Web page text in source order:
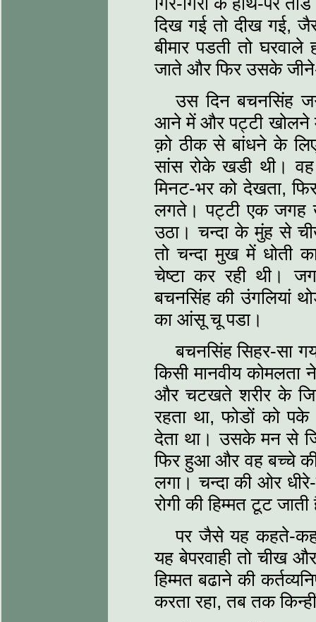
दिख गई तो दीख गई,
बीमार पडती तो
जाते और फिर उसके
उस दिन बचनसिंह
आने में और पट्टी खोलने
क़ो ठीक से बांधने के
सांस रोके खडी थी। वह
मिनट-भर को देखता,
लगते। पट्टी एक जगह
उठा। चन्दा के मुंह से
तो चन्दा मुख में धोती
चेष्टा कर रही थी।
बचनसिंह की उंगलियां
का आंसू चू पडा।
बचनसिंह सिहर-सा
किसी मानवीय कोमलता
और चटखते शरीर के
रहता था, फोडों को
देता था। उसके मन से
फिर हुआ और वह बच्चे
लगा। चन्दा की ओर
रोगी की हिम्मत टूट
पर जैसे यह कहते-
यह बेपरवाही तो चीख
हिम्मत बढाने की
करता रहा, तब तक